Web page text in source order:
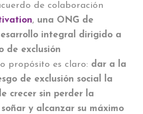
de colaboración
, una ONG de
integral dirigido a
de exclusión
propósito es claro: dar a la
de exclusión social la
crecer sin perder la
y alcanzar su máximo